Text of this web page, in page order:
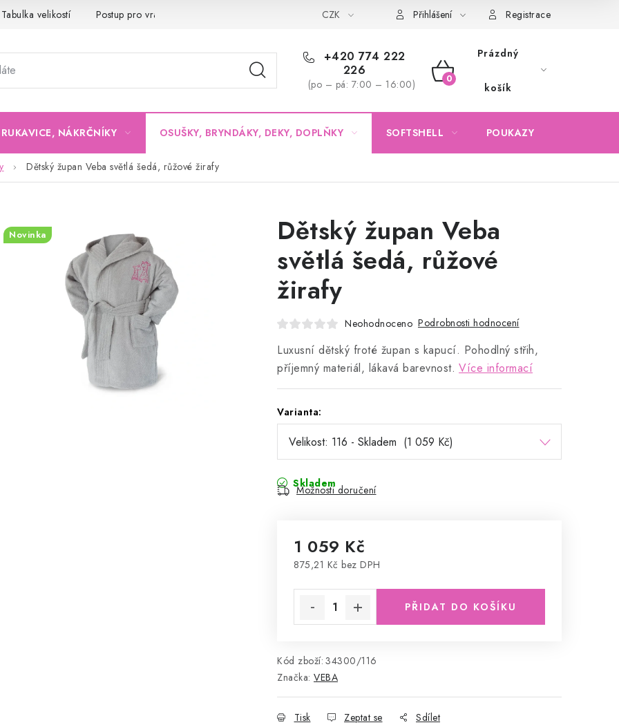
Tabulka velikostí Postup pro vrácení a výměnu Obchodní podmínky Podmínky ochrany osobních údajů
CZK Přihlášení Registrace
+420 774 222
226
(po – pá: 7:00 – 16:00)
NÁKUPNÍ
Prázdný
košík
NÁKRČNÍKY OSUŠKY, BRYNDÁKY, DEKY, DOPLŇKY SOFTSHELL POUKAZY
Dětský župan Veba světlá šedá, růžové žirafy
Dětský župan Veba
světlá šedá, růžové
žirafy
Neohodnoceno Podrobnosti hodnocení
Luxusní dětský froté župan s kapucí. Pohodlný střih,
příjemný materiál, lákavá barevnost. Více informací
Varianta:
Skladem
Možnosti doručení
1 059 Kč
875,21 Kč bez DPH
PŘIDAT DO KOŠÍKU
Kód zboží: 34300/116
Značka: VEBA
Tisk Zeptat se Sdílet
Novinka